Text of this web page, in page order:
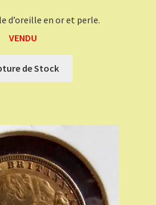
d’oreille en or et perle.
VENDU
de Stock